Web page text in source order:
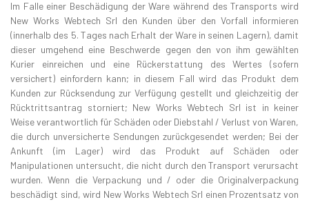
Im Falle einer Beschädigung der Ware während des Transports wird
New Works Webtech Srl den Kunden über den Vorfall informieren
(innerhalb des 5. Tages nach Erhalt der Ware in seinen Lagern), damit
dieser umgehend eine Beschwerde gegen den von ihm gewählten
Kurier einreichen und eine Rückerstattung des Wertes (sofern
versichert) einfordern kann; in diesem Fall wird das Produkt dem
Kunden zur Rücksendung zur Verfügung gestellt und gleichzeitig der
Rücktrittsantrag storniert; New Works Webtech Srl ist in keiner
Weise verantwortlich für Schäden oder Diebstahl / Verlust von Waren,
die durch unversicherte Sendungen zurückgesendet werden; Bei der
Ankunft (im Lager) wird das Produkt auf Schäden oder
Manipulationen untersucht, die nicht durch den Transport verursacht
wurden. Wenn die Verpackung und / oder die Originalverpackung
beschädigt sind, wird New Works Webtech Srl einen Prozentsatz von